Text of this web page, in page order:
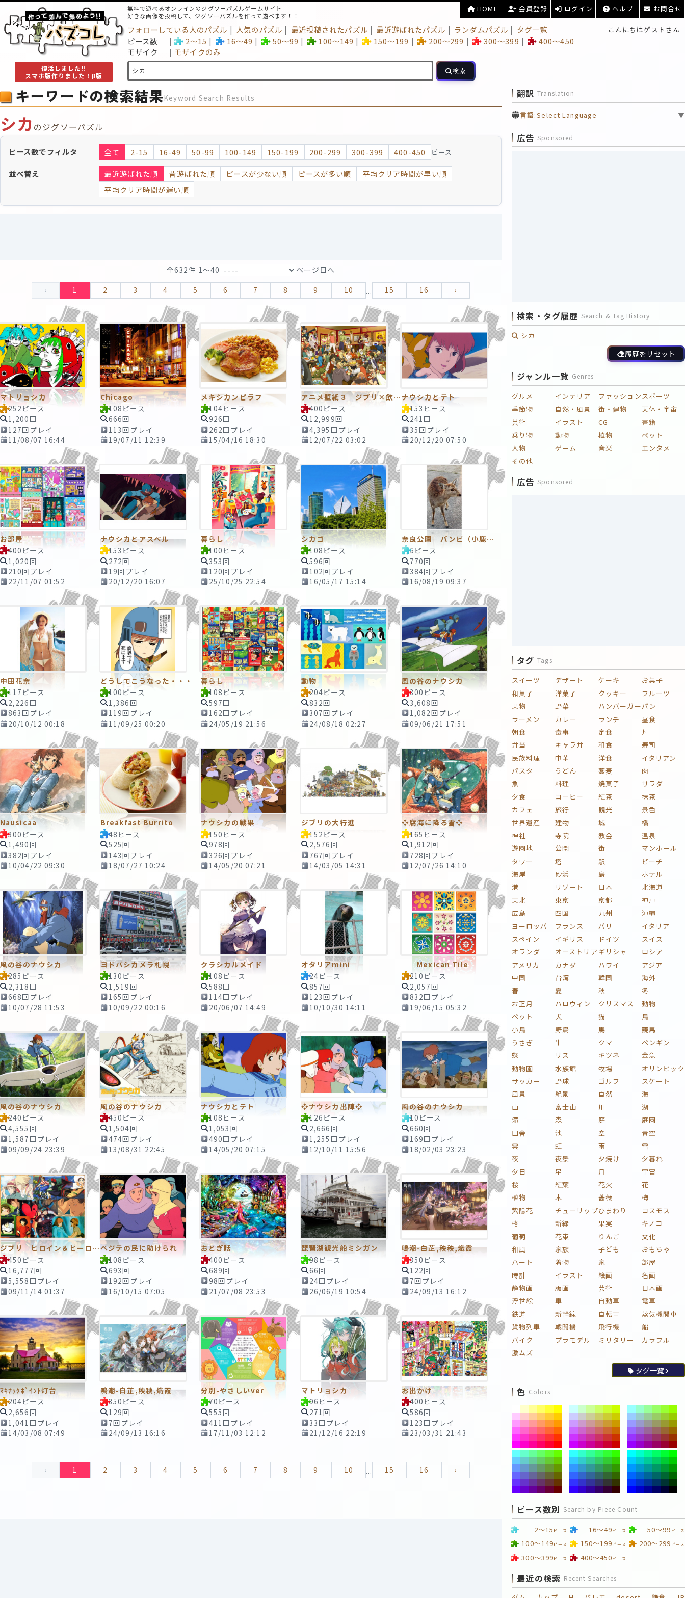
復活しました!!
スマホ版作りました！β版
検索
無料で遊べるオンラインのジグソーパズルゲームサイト
好きな画像を投稿して、ジグソーパズルを作って遊べます！！
HOME 会員登録 ログイン ヘルプ お問合せ
こんにちはゲストさん
フォローしている人のパズル 人気のパズル 最近投稿されたパズル 最近遊ばれたパズル ランダムパズル
タグ一覧
ピース数
2～15 16～49 50～99 100～149 150～199 200～299 300～399
400～450
モザイク
モザイクのみ
キーワードの検索結果Keyword Search Results
シカ のジグソーパズル
ピース数でフィルタ 全て 2-15 16-49 50-99 100-149 150-199 200-299 300-399 400-450 ピース
並べ替え 最近遊ばれた順 昔遊ばれた順 ピースが少ない順 ピースが多い順
平均クリア時間が早い順
平均クリア時間が遅い順
全632件 1〜40
ページ目へ
‹
1 2 3 4 5 6 7 8 9 10 ... 15 16 ›
マトリョシカ
252ピース
1,200回
127回プレイ
11/08/07 16:44
Chicago
108ピース
666回
113回プレイ
19/07/11 12:39
メキシカンピラフ
104ピース
926回
262回プレイ
15/04/16 18:30
アニメ壁紙３ ジブリ×飲み会
400ピース
12,999回
4,395回プレイ
12/07/22 03:02
ナウシカとテト
153ピース
241回
35回プレイ
20/12/20 07:50
お部屋
400ピース
1,020回
210回プレイ
22/11/07 01:52
ナウシカとアスベル
153ピース
272回
19回プレイ
20/12/20 16:07
暮らし
100ピース
353回
120回プレイ
25/10/25 22:54
シカゴ
108ピース
596回
102回プレイ
16/05/17 15:14
奈良公園 バンビ（小鹿）のアップ
6ピース
770回
384回プレイ
16/08/19 09:37
中田花奈
117ピース
2,226回
863回プレイ
20/10/12 00:18
どうしてこうなった・・・
100ピース
1,386回
119回プレイ
11/09/25 00:20
暮らし
108ピース
597回
162回プレイ
24/05/19 21:56
動物
204ピース
832回
307回プレイ
24/08/18 02:27
風の谷のナウシカ
300ピース
3,608回
1,082回プレイ
09/06/21 17:51
Nausicaa
300ピース
1,490回
382回プレイ
10/04/22 09:30
Breakfast Burrito
48ピース
525回
143回プレイ
18/07/27 10:24
ナウシカの戦果
150ピース
978回
326回プレイ
14/05/20 07:21
ジブリの大行進
152ピース
2,576回
767回プレイ
14/03/05 14:31
❖腐海に降る雪❖
165ピース
1,912回
728回プレイ
12/07/26 14:10
風の谷のナウシカ
285ピース
2,318回
668回プレイ
10/07/28 11:53
ヨドバシカメラ札幌
130ピース
1,519回
165回プレイ
10/09/22 00:16
クラシカルメイド
108ピース
588回
114回プレイ
20/06/07 14:49
オタリアmini
24ピース
857回
123回プレイ
10/10/30 14:11
Mexican Tile
210ピース
2,057回
832回プレイ
19/06/15 05:32
風の谷のナウシカ
240ピース
4,555回
1,587回プレイ
09/09/24 23:39
風の谷のナウシカ
450ピース
1,504回
474回プレイ
13/08/31 22:45
ナウシカとテト
108ピース
1,053回
490回プレイ
14/05/20 07:15
❖ナウシカ出陣❖
126ピース
2,666回
1,255回プレイ
12/10/11 15:56
風の谷のナウシカ
10ピース
660回
169回プレイ
18/02/03 23:23
ジブリ ヒロイン＆ヒーローズ
450ピース
16,777回
5,558回プレイ
09/11/14 01:37
ペジテの民に助けられ
108ピース
693回
192回プレイ
16/10/15 07:05
おとぎ話
400ピース
689回
98回プレイ
21/07/08 23:53
琵琶湖観光船ミシガン
98ピース
66回
24回プレイ
26/06/19 10:54
鳴潮-白芷,秧秧,熾霞
350ピース
122回
7回プレイ
24/09/13 16:12
ﾏｷﾅｯｸﾎﾟｲﾝﾄ灯台
204ピース
2,656回
1,041回プレイ
14/03/08 07:49
鳴潮-白芷,秧秧,熾霞
350ピース
129回
7回プレイ
24/09/13 16:16
分別-やさしいver
70ピース
555回
411回プレイ
17/11/03 12:12
マトリョシカ
96ピース
271回
33回プレイ
21/12/16 22:19
お出かけ
400ピース
586回
123回プレイ
23/03/31 21:43
‹ 1 2 3 4 5 6 7 8 9 10 ... 15 16 ›
翻訳 Translation
言語:Select Language ▼
広告 Sponsored
検索・タグ履歴 Search & Tag History
シカ
履歴をリセット
ジャンル一覧 Genres
グルメ インテリア ファッションスポーツ
季節物
自然・風景 街・建物
天体・宇宙
芸術
イラスト CG
書籍
乗り物
動物 植物
ペット
人物
ゲーム 音楽
エンタメ
その他
広告 Sponsored
タグ Tags
スイーツ デザート ケーキ
お菓子
和菓子
洋菓子 クッキー
フルーツ
果物
野菜 ハンバーガーパン
ラーメン
カレー ランチ
昼食
朝食
食事 定食
丼
弁当
キャラ弁 和食
寿司
民族料理
中華 洋食
イタリアン
パスタ
うどん 蕎麦
肉
魚
料理 焼菓子
サラダ
夕食
コーヒー 紅茶
抹茶
カフェ
旅行 観光
景色
世界遺産
建物 城
橋
神社
寺院 教会
温泉
遊園地
公園 街
マンホール
タワー
塔 駅
ビーチ
海岸
砂浜 島
ホテル
港
リゾート 日本
北海道
東北
東京 京都
神戸
広島
四国 九州
沖縄
ヨーロッパ
フランス パリ
イタリア
スペイン
イギリス ドイツ
スイス
オランダ
オーストリア ギリシャ
ロシア
アメリカ
カナダ ハワイ
アジア
中国
台湾 韓国
海外
春
夏 秋
冬
お正月
ハロウィン クリスマス
動物
ペット
犬 猫
鳥
小鳥
野鳥 馬
競馬
うさぎ
牛 クマ
ペンギン
蝶
リス キツネ
金魚
動物園
水族館 牧場
オリンピック
サッカー
野球 ゴルフ
スケート
風景
絶景 自然
海
山
富士山 川
湖
滝
森 庭
庭園
田舎
池 空
青空
雲
虹 雨
雪
夜
夜景 夕焼け
夕暮れ
夕日
星 月
宇宙
桜
紅葉 花火
花
植物
木 薔薇
梅
紫陽花
チューリップひまわり
コスモス
椿
新緑 果実
キノコ
葡萄
花束 りんご
文化
和風
家族 子ども
おもちゃ
ハート
着物 家
部屋
時計
イラスト 絵画
名画
静物画
版画 芸術
日本画
浮世絵
車 自動車
電車
鉄道
新幹線 自転車
蒸気機関車
貨物列車
戦闘機 飛行機
船
バイク
プラモデル ミリタリー
カラフル
激ムズ
タグ一覧
色 Colors
ピース数別 Search by Piece Count
2～15 ピース 16～49ピース 50～99 ピース
100～149ピース 150～199ピース 200～299 ピース
300～399ピース 400～450ピース
最近の検索 Recent Searches